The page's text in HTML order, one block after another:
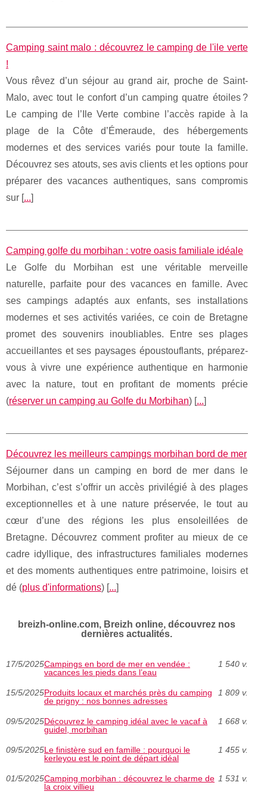
Camping saint malo : découvrez le camping de l'ile verte
!
Vous rêvez d’un séjour au grand air, proche de Saint-
Malo, avec tout le confort d’un camping quatre étoiles ?
Le camping de l’Ile Verte combine l’accès rapide à la
plage de la Côte d’Émeraude, des hébergements
modernes et des services variés pour toute la famille.
Découvrez ses atouts, ses avis clients et les options pour
préparer des vacances authentiques, sans compromis
sur [...]
Camping golfe du morbihan : votre oasis familiale idéale
Le Golfe du Morbihan est une véritable merveille
naturelle, parfaite pour des vacances en famille. Avec
ses campings adaptés aux enfants, ses installations
modernes et ses activités variées, ce coin de Bretagne
promet des souvenirs inoubliables. Entre ses plages
accueillantes et ses paysages époustouflants, préparez-
vous à vivre une expérience authentique en harmonie
avec la nature, tout en profitant de moments précie
(réserver un camping au Golfe du Morbihan) [...]
Découvrez les meilleurs campings morbihan bord de mer
Séjourner dans un camping en bord de mer dans le
Morbihan, c’est s’offrir un accès privilégié à des plages
exceptionnelles et à une nature préservée, le tout au
cœur d’une des régions les plus ensoleillées de
Bretagne. Découvrez comment profiter au mieux de ce
cadre idyllique, des infrastructures familiales modernes
et des moments authentiques entre patrimoine, loisirs et
dé (plus d'informations) [...]
breizh-online.com, Breizh online, découvrez nos
dernières actualités.
17/5/2025Campings en bord de mer en vendée :
vacances les pieds dans l’eau
1 540 v.
15/5/2025Produits locaux et marchés près du camping
de prigny : nos bonnes adresses
1 809 v.
09/5/2025Découvrez le camping idéal avec le vacaf à
guidel, morbihan
1 668 v.
09/5/2025Le finistère sud en famille : pourquoi le
kerleyou est le point de départ idéal
1 455 v.
01/5/2025Camping morbihan : découvrez le charme de
la croix villieu
1 531 v.